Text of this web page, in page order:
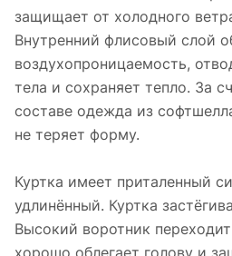
защищает от холодного
Внутренний флисовый слой
воздухопроницаемость,
тела и сохраняет тепло. За
составе одежда из
не теряет форму.
Куртка имеет приталенный
удлинённый. Куртка
Высокий воротник